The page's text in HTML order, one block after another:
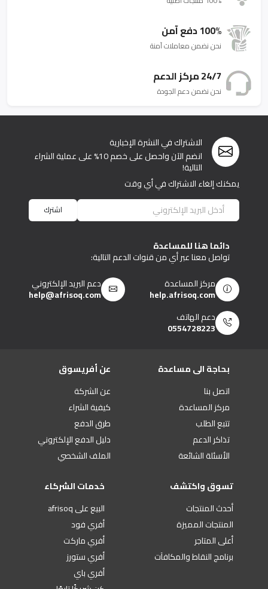
100% دفع آمن
نحن نضمن معاملات آمنة
24/7 مركز الدعم
نحن نضمن دعم الجودة
الاشتراك في النشرة الإخبارية
انضم الآن واحصل على خصم 10% على عملية الشراء
التالية!
يمكنك إلغاء الاشتراك في أي وقت
اشترك
دائما هنا للمساعدة
تواصل معنا عبر أي من قنوات الدعم التالية:
مركز المساعدة
help.afrisoq.com
دعم البريد الإلكتروني
help@afrisoq.com
دعم الهاتف
0554728223
بحاجة الى مساعدة
اتصل بنا
مركز المساعدة
تتبع الطلب
تذاكر الدعم
الأسئلة الشائعة
عن أفريسوق
عن الشركة
كيفية الشراء
طرق الدفع
دليل الدفع الإلكتروني
الملف الشخصي
تسوق واكتشف
أحدث المنتجات
المنتجات المميزة
أعلى المتاجر
برنامج النقاط والمكافآت
خدمات الشركاء
البيع على afrisoq
أفري فود
أفري ماركت
أفري ستورز
أفري باي